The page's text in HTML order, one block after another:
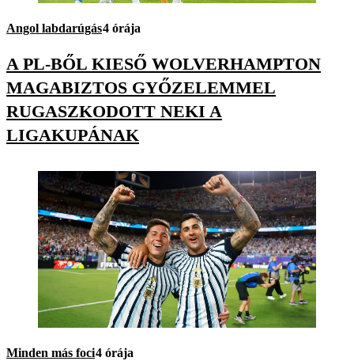
Angol labdarúgás4 órája
A PL-BŐL KIESŐ WOLVERHAMPTON
MAGABIZTOS GYŐZELEMMEL
RUGASZKODOTT NEKI A
LIGAKUPÁNAK
Minden más foci4 órája